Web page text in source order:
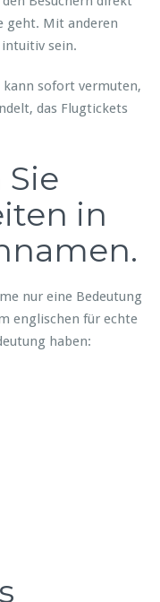
geht. Mit anderen
sein.
sofort vermuten,
das Flugtickets
in
nur eine Bedeutung
englischen für echte
haben: